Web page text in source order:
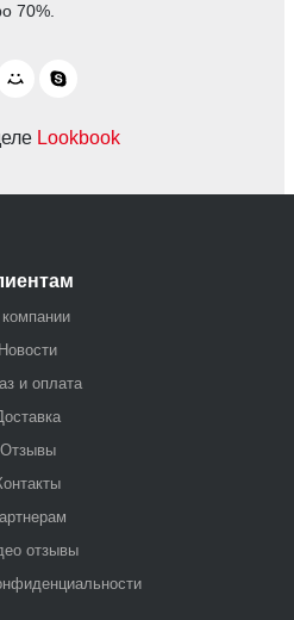
70%.
Lookbook
Новости
и оплата
Отзывы
отзывы